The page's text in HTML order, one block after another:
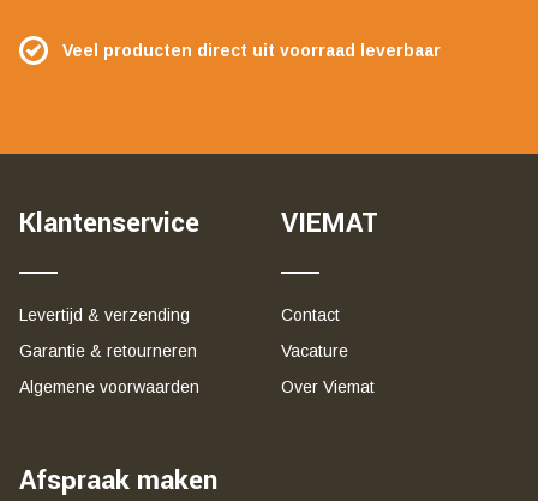
Veel producten direct uit voorraad leverbaar
Klantenservice
Levertijd & verzending
Garantie & retourneren
Algemene voorwaarden
VIEMAT
Contact
Vacature
Over Viemat
Afspraak maken